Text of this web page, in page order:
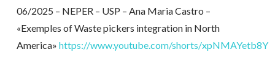
06/2025 – NEPER – USP – Ana Maria Castro –
«Exemples of Waste pickers integration in North
America» https://www.youtube.com/shorts/xpNMAYetb8Y